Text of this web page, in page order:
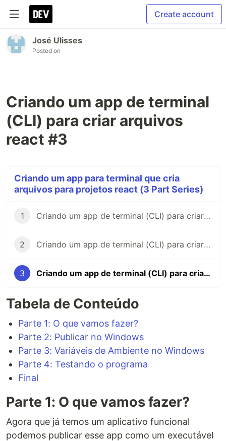
Create account
José Ulisses
Posted on
Criando um app de terminal
(CLI) para criar arquivos
react #3
Criando um app para terminal que cria
arquivos para projetos react (3 Part Series)
1 Criando um app de terminal (CLI) para criar arquivos react #1
2 Criando um app de terminal (CLI) para criar arquivos react #2
3 Criando um app de terminal (CLI) para criar arquivos react #3
Tabela de Conteúdo
Parte 1: O que vamos fazer?
Parte 2: Publicar no Windows
Parte 3: Variáveis de Ambiente no Windows
Parte 4: Testando o programa
Final
Parte 1: O que vamos fazer?
Agora que já temos um aplicativo funcional
podemos publicar esse app como um executável